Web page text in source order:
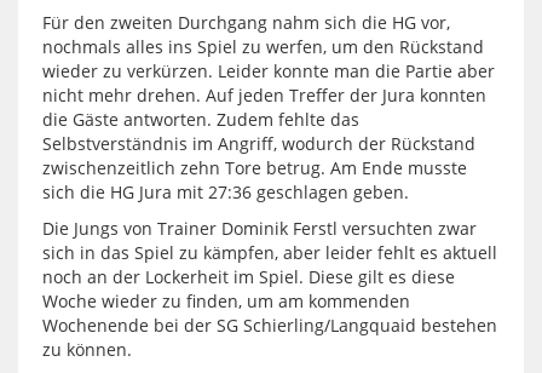
Für den zweiten Durchgang nahm sich die HG vor,
nochmals alles ins Spiel zu werfen, um den Rückstand
wieder zu verkürzen. Leider konnte man die Partie aber
nicht mehr drehen. Auf jeden Treffer der Jura konnten
die Gäste antworten. Zudem fehlte das
Selbstverständnis im Angriff, wodurch der Rückstand
zwischenzeitlich zehn Tore betrug. Am Ende musste
sich die HG Jura mit 27:36 geschlagen geben.
Die Jungs von Trainer Dominik Ferstl versuchten zwar
sich in das Spiel zu kämpfen, aber leider fehlt es aktuell
noch an der Lockerheit im Spiel. Diese gilt es diese
Woche wieder zu finden, um am kommenden
Wochenende bei der SG Schierling/Langquaid bestehen
zu können.